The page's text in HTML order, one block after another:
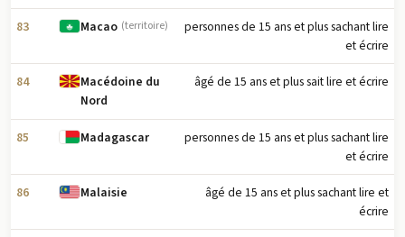
83 Macao (territoire)
personnes de 15 ans et plus sachant lire
et écrire
84
Macédoine du
Nord
âgé de 15 ans et plus sait lire et écrire
85 Madagascar
personnes de 15 ans et plus sachant lire
et écrire
86 Malaisie
âgé de 15 ans et plus sachant lire et
écrire